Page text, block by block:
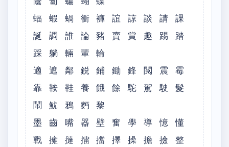
蝠 蝦 蝸 衝 褲 誼 諒 談 請 課
誕 調 誰 論 豬 賣 賞 趣 踢 踏
踩 躺 輛 輩 輪
適 遮 鄰 鋭 鋪 鋤 鋒 閲 震 霉
靠 鞍 鞋 養 餓 餘 駝 駕 駛 髮
鬧 魷 鴉 麪 黎
墨 齒 嘴 器 壁 奮 學 導 憶 懂
戰 擁 撻 擂 擋 擇 操 擔 撿 整